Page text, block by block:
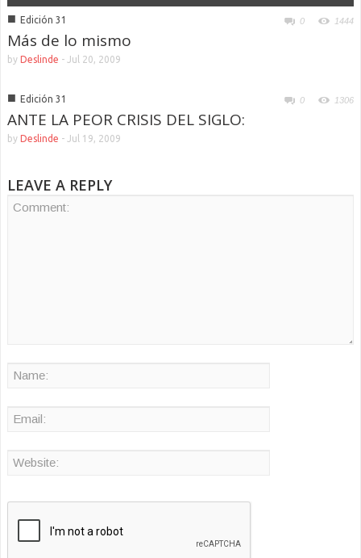
■ Edición 31 0 1444
Más de lo mismo
by Deslinde - Jul 20, 2009
■ Edición 31 0 1306
ANTE LA PEOR CRISIS DEL SIGLO:
by Deslinde - Jul 19, 2009
LEAVE A REPLY